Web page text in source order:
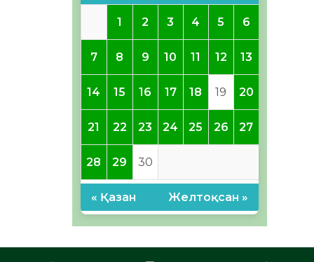
1 2 3 4 5 6
7 8 9 10 11 12 13
14 15 16 17 18 19 20
21 22 23 24 25 26 27
28 29 30
« Қазан Желтоқсан »